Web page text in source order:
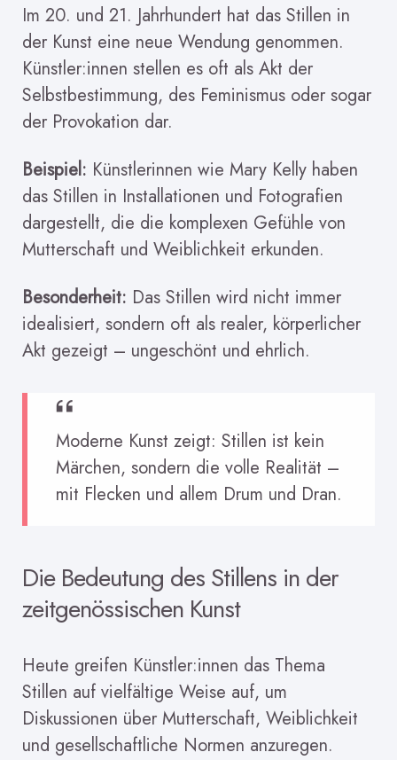
Im 20. und 21. Jahrhundert hat das Stillen in
der Kunst eine neue Wendung genommen.
Künstler:innen stellen es oft als Akt der
Selbstbestimmung, des Feminismus oder sogar
der Provokation dar.
Beispiel: Künstlerinnen wie Mary Kelly haben
das Stillen in Installationen und Fotografien
dargestellt, die die komplexen Gefühle von
Mutterschaft und Weiblichkeit erkunden.
Besonderheit: Das Stillen wird nicht immer
idealisiert, sondern oft als realer, körperlicher
Akt gezeigt – ungeschönt und ehrlich.
Moderne Kunst zeigt: Stillen ist kein
Märchen, sondern die volle Realität –
mit Flecken und allem Drum und Dran.
Die Bedeutung des Stillens in der
zeitgenössischen Kunst
Heute greifen Künstler:innen das Thema
Stillen auf vielfältige Weise auf, um
Diskussionen über Mutterschaft, Weiblichkeit
und gesellschaftliche Normen anzuregen.